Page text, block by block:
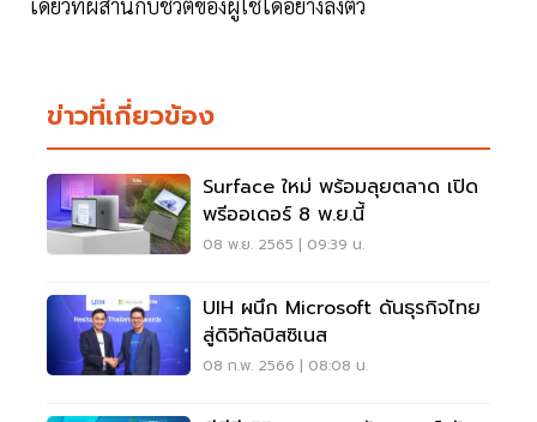
เดียวที่ผสานกับชีวิตของผู้ใช้ได้อย่างลงตัว
ข่าวที่เกี่ยวข้อง
Surface ใหม่ พร้อมลุยตลาด เปิด
พรีออเดอร์ 8 พ.ย.นี้
08 พ.ย. 2565 | 09:39 น.
UIH ผนึก Microsoft ดันธุรกิจไทย
สู่ดิจิทัลบิสซิเนส
08 ก.พ. 2566 | 08:08 น.